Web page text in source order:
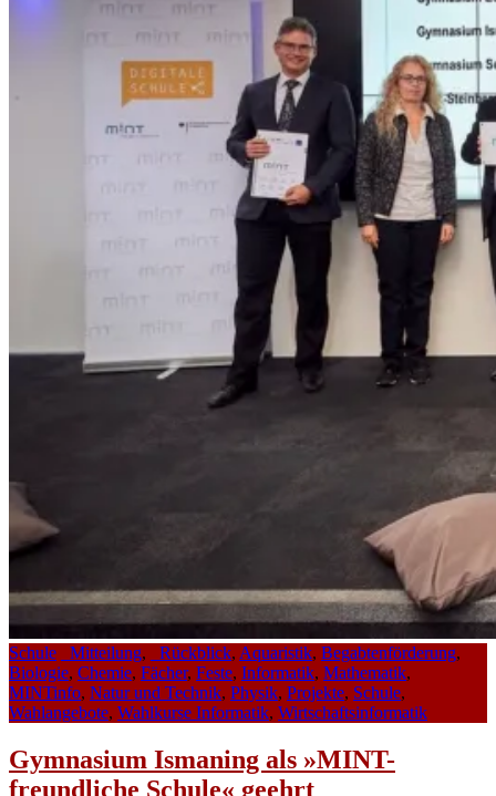
Schule _Mitteilung, _Rückblick, Aquaristik, Begabtenförderung,
Biologie, Chemie, Fächer, Feste, Informatik, Mathematik,
MINTinfo, Natur und Technik, Physik, Projekte, Schule,
Wahlangebote, Wahlkurse Informatik, Wirtschaftsinformatik
Gymnasium Ismaning als »MINT-
freundliche Schule« geehrt